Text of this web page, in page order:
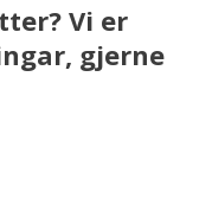
Vi er
gjerne